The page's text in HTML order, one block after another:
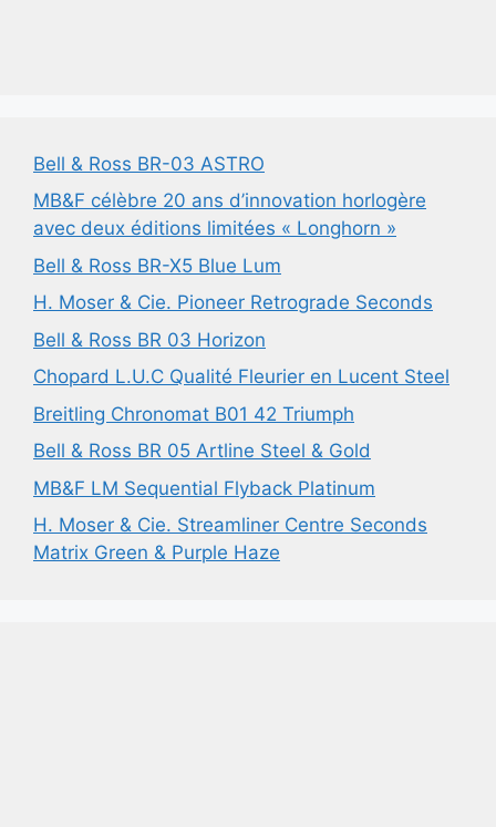
Bell & Ross BR-03 ASTRO
MB&F célèbre 20 ans d’innovation horlogère
avec deux éditions limitées « Longhorn »
Bell & Ross BR-X5 Blue Lum
H. Moser & Cie. Pioneer Retrograde Seconds
Bell & Ross BR 03 Horizon
Chopard L.U.C Qualité Fleurier en Lucent Steel
Breitling Chronomat B01 42 Triumph
Bell & Ross BR 05 Artline Steel & Gold
MB&F LM Sequential Flyback Platinum
H. Moser & Cie. Streamliner Centre Seconds
Matrix Green & Purple Haze